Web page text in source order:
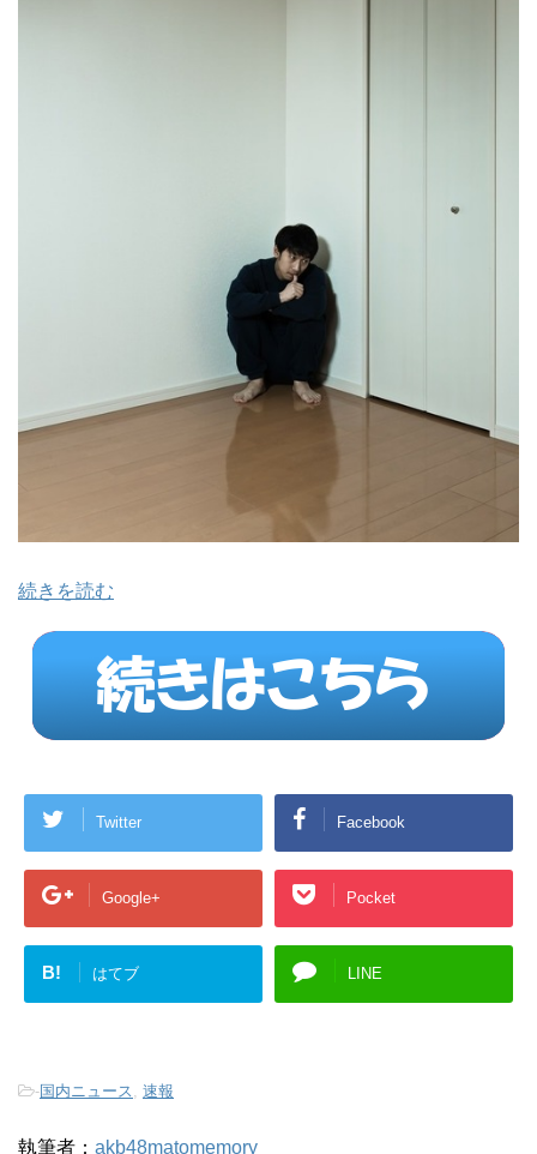
続きを読む
Twitter Facebook
Google+ Pocket
B! はてブ LINE
-国内ニュース 速報
執筆者： akb48matomemory